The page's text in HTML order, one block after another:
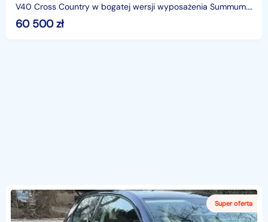
V40 Cross Country w bogatej wersji wyposażenia Summum.
Rocznik produkcji tego pojazdu to 2017.Volvo V40 C
60 500zł